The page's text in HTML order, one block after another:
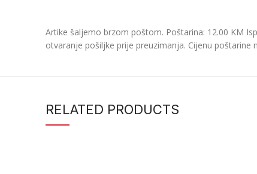
Artike šaljemo brzom poštom. Poštarina: 12.00 KM
otvaranje pošiljke prije preuzimanja. Cijenu
RELATED PRODUCTS